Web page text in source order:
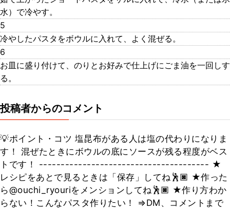
水）で冷やす。
5
冷やしたパスタをボウルに入れて、よく混ぜる。
6
お皿に盛り付けて、のりとお好みで仕上げにごま油を一回しす
る。
投稿者からのコメント
💡ポイント・コツ 塩昆布がある人は塩の代わりになりま
す！ 混ぜたときにボウルの底にソースが残る程度がベス
トです！ --------------------------------------- ★
レシピをあとで見るときは「保存」してね🕺🏿 ★作った
ら@ouchi_ryouriをメンションしてね🕺🏿 ★作り方わか
らない！こんなパスタ作りたい！ ⇒DM、コメントまで